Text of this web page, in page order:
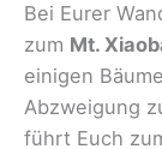
Bei Eurer
zum Mt.
einigen
Abzweigung
führt Euch